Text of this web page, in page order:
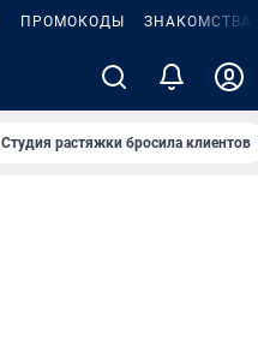
ПРОМОКОДЫ ЗНАКОМСТВА
Студия растяжки бросила клиентов